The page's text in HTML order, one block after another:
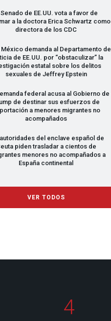
Senado de EE.UU. vota a favor de
a la doctora Erica Schwartz como
directora de los CDC
México demanda al Departamento de
de EE.UU. por “obstaculizar” la
estatal sobre los delitos
sexuales de Jeffrey Epstein
federal acusa al Gobierno de
de destinar sus esfuerzos de
a menores migrantes no
acompañados
del enclave español de
piden trasladar a cientos de
menores no acompañados a
España continental
VER TODOS
4